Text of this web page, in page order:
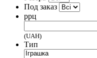
Под заказ
ррц
(UAH)
Тип